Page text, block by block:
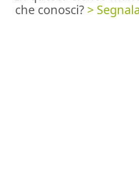
che conosci? >